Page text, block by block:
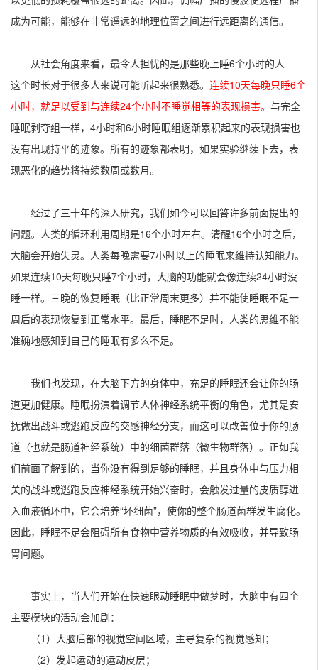
成为可能，能够在非常遥远的地理位置之间进行远距离的通信。
从社会角度来看，最令人担忧的是那些晚上睡6个小时的人——
这个时长对于很多人来说可能听起来很熟悉。 连续10天每晚只睡6个
小时，就足以受到与连续24个小时不睡觉相等的表现损害。 与完全
睡眠剥夺组一样，4小时和6小时睡眠组逐渐累积起来的表现损害也
没有出现持平的迹象。所有的迹象都表明，如果实验继续下去，表
现恶化的趋势将持续数周或数月。
经过了三十年的深入研究，我们如今可以回答许多前面提出的
问题。人类的循环利用周期是16个小时左右。清醒16个小时之后，
大脑会开始失灵。人类每晚需要7小时以上的睡眠来维持认知能力。
如果连续10天每晚只睡7个小时，大脑的功能就会像连续24小时没
睡一样。三晚的恢复睡眠（比正常周末更多）并不能使睡眠不足一
周后的表现恢复到正常水平。最后，睡眠不足时，人类的思维不能
准确地感知到自己的睡眠有多么不足。
我们也发现，在大脑下方的身体中，充足的睡眠还会让你的肠
道更加健康。睡眠扮演着调节人体神经系统平衡的角色，尤其是安
抚做出战斗或逃跑反应的交感神经分支，而这可以改善位于你的肠
道（也就是肠道神经系统）中的细菌群落（微生物群落）。正如我
们前面了解到的，当你没有得到足够的睡眠，并且身体中与压力相
关的战斗或逃跑反应神经系统开始兴奋时，会触发过量的皮质醇进
入血液循环中，它会培养“坏细菌”，使你的整个肠道菌群发生腐化。
因此，睡眠不足会阻碍所有食物中营养物质的有效吸收，并导致肠
胃问题。
事实上，当人们开始在快速眼动睡眠中做梦时，大脑中有四个
主要模块的活动会加剧：
（1）大脑后部的视觉空间区域，主导复杂的视觉感知；
（2）发起运动的运动皮层；